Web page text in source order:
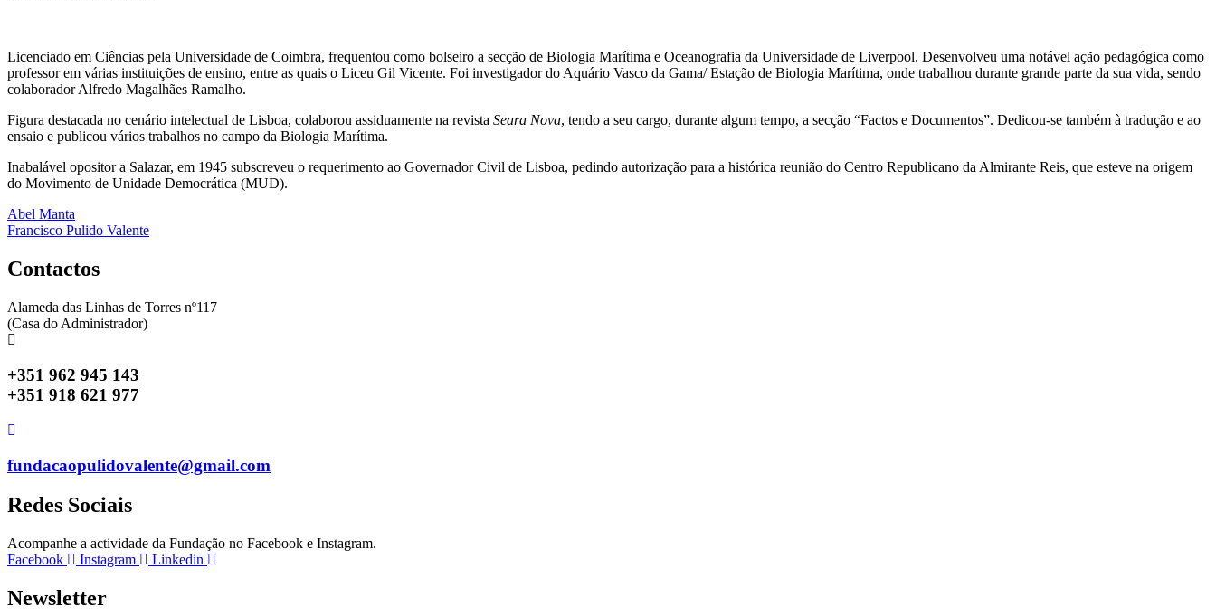
Licenciado em Ciências pela Universidade de Coimbra, frequentou como bolseiro a secção de Biologia Marítima e Oceanografia da Universidade de Liverpool. Desenvolveu uma notável ação pedagógica como
professor em várias instituições de ensino, entre as quais o Liceu Gil Vicente. Foi investigador do Aquário Vasco da Gama/ Estação de Biologia Marítima, onde trabalhou durante grande parte da sua vida, sendo
colaborador Alfredo Magalhães Ramalho.
Figura destacada no cenário intelectual de Lisboa, colaborou assiduamente na revista Seara Nova, tendo a seu cargo, durante algum tempo, a secção “Factos e Documentos”. Dedicou-se também à tradução e ao
ensaio e publicou vários trabalhos no campo da Biologia Marítima.
Inabalável opositor a Salazar, em 1945 subscreveu o requerimento ao Governador Civil de Lisboa, pedindo autorização para a histórica reunião do Centro Republicano da Almirante Reis, que esteve na origem
do Movimento de Unidade Democrática (MUD).
Navegação
de
artigos
Abel Manta
Francisco Pulido Valente
Contactos
Alameda das Linhas de Torres nº117
(Casa do Administrador)
+351 962 945 143
+351 918 621 977
fundacaopulidovalente@gmail.com
Redes Sociais
Acompanhe a actividade da Fundação no Facebook e Instagram.
Facebook
Instagram Linkedin
Newsletter